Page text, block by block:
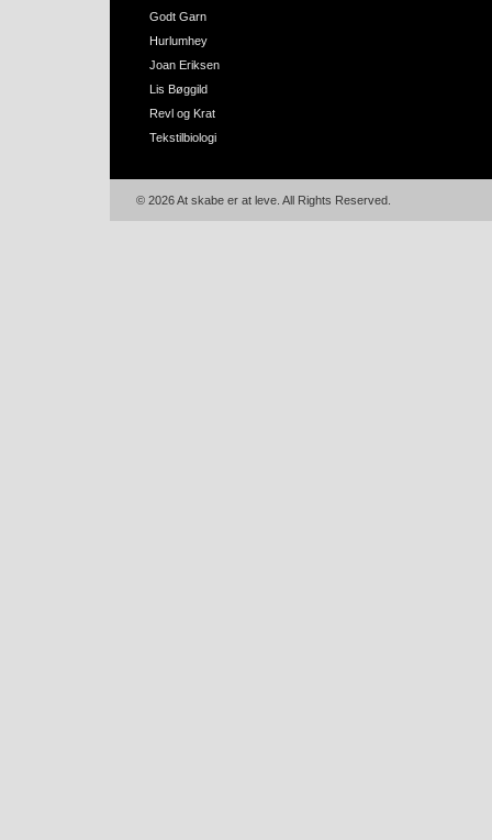
Godt Garn
Hurlumhey
Joan Eriksen
Lis Bøggild
Revl og Krat
Tekstilbiologi
© 2026 At skabe er at leve. All Rights Reserved.